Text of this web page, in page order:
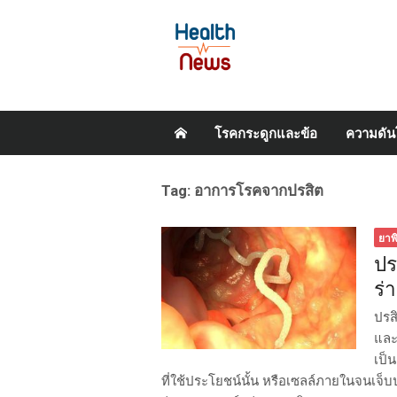
โรคกระดูกและข้อ ความดั
Tag: อาการโรคจากปรสิต
ยา
ป
ร่
ปร
แล
เป็
ที่ใช้ประโยชน์นั้น หรือเซลล์ภายในจนเจ็